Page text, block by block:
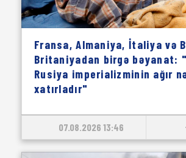
Fransa, Almaniya, İtaliya və
Britaniyadan birgə bəyanat:
Rusiya imperializminin ağır
xatırladır"
07.08.2026 13:46